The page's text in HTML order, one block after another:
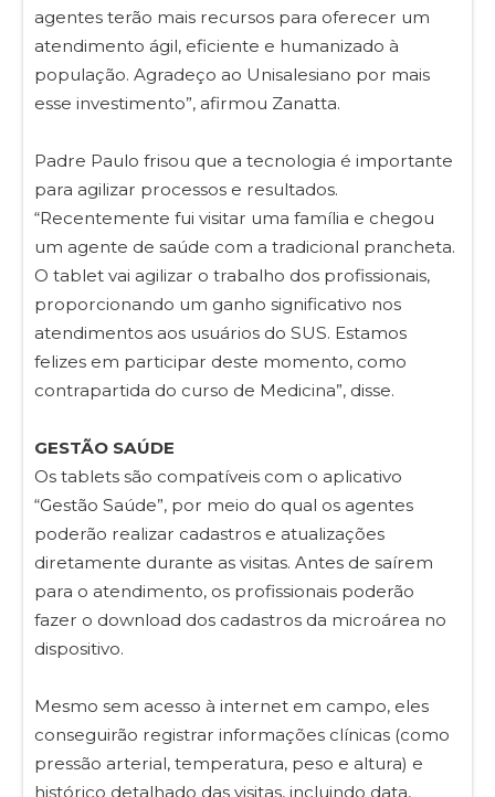
agentes terão mais recursos para oferecer um
atendimento ágil, eficiente e humanizado à
população. Agradeço ao Unisalesiano por mais
esse investimento”, afirmou Zanatta.
Padre Paulo frisou que a tecnologia é importante
para agilizar processos e resultados.
“Recentemente fui visitar uma família e chegou
um agente de saúde com a tradicional prancheta.
O tablet vai agilizar o trabalho dos profissionais,
proporcionando um ganho significativo nos
atendimentos aos usuários do SUS. Estamos
felizes em participar deste momento, como
contrapartida do curso de Medicina”, disse.
GESTÃO SAÚDE
Os tablets são compatíveis com o aplicativo
“Gestão Saúde”, por meio do qual os agentes
poderão realizar cadastros e atualizações
diretamente durante as visitas. Antes de saírem
para o atendimento, os profissionais poderão
fazer o download dos cadastros da microárea no
dispositivo.
Mesmo sem acesso à internet em campo, eles
conseguirão registrar informações clínicas (como
pressão arterial, temperatura, peso e altura) e
histórico detalhado das visitas, incluindo data,